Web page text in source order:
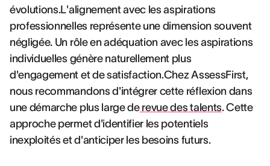
évolutions.L'alignement avec les aspirations
professionnelles représente une dimension souvent
négligée. Un rôle en adéquation avec les aspirations
individuelles génère naturellement plus
d'engagement et de satisfaction.Chez AssessFirst,
nous recommandons d'intégrer cette réflexion dans
une démarche plus large derevue des talents. Cette
approche permet d'identifier les potentiels
inexploités et d'anticiper les besoins futurs.